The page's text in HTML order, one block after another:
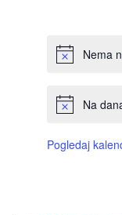
Nema
Na
Pogledaj